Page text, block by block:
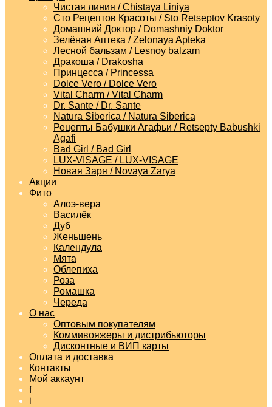
Чистая линия / Chistaya Liniya
Сто Рецептов Красоты / Sto Retseptov Krasoty
Домашний Доктор / Domashniy Doktor
Зелёная Аптека / Zelonaya Apteka
Лесной бальзам / Lesnoy balzam
Дракоша / Drakosha
Принцесса / Princessa
Dolce Vero / Dolce Vero
Vital Charm / Vital Charm
Dr. Sante / Dr. Sante
Natura Siberica / Natura Siberica
Рецепты Бабушки Агафьи / Retsepty Babushki
Agafi
Bad Girl / Bad Girl
LUX-VISAGE / LUX-VISAGE
Новая Заря / Novaya Zarya
Акции
Фито
Алоэ-вера
Василёк
Дуб
Женьшень
Календула
Мята
Облепиха
Роза
Ромашка
Череда
О нас
Оптовым покупателям
Коммивояжеры и дистрибьюторы
Дисконтные и ВИП карты
Оплата и доставка
Контакты
Мой аккаунт
f
i